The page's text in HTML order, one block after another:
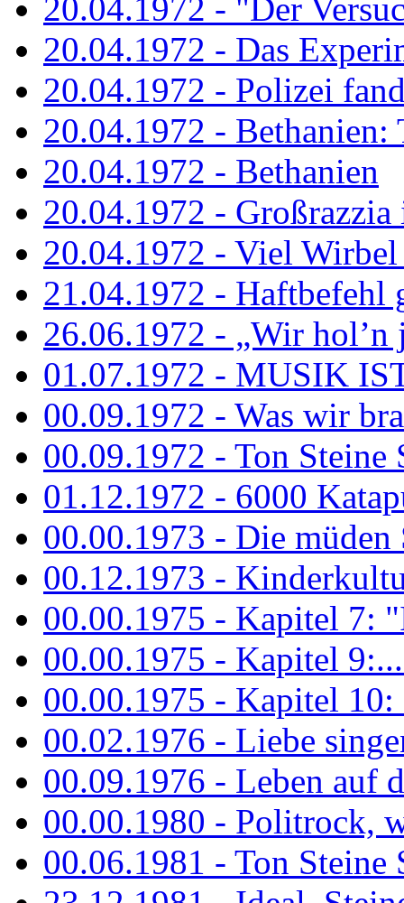
20.04.1972 - "Der
20.04.1972 - Das
20.04.1972 - Polizei
20.04.1972 - Bethanien:
20.04.1972 - Bethanien
20.04.1972 - Großrazzia
20.04.1972 - Viel
21.04.1972 - Haftbefehl
26.06.1972 - „Wir hol’n
01.07.1972 - MUSIK
00.09.1972 - Was wir
00.09.1972 - Ton Steine
01.12.1972 - 6000
00.00.1973 - Die müden
00.12.1973 -
00.00.1975 - Kapitel 7:
00.00.1975 - Kapitel
00.00.1975 - Kapitel
00.02.1976 - Liebe
00.09.1976 - Leben auf
00.00.1980 - Politrock,
00.06.1981 - Ton Steine